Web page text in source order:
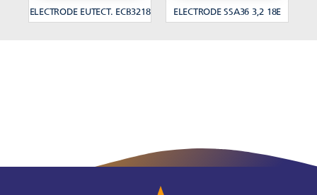
ELECTRODE EUTECT. ECB3218 ELECTRODE SSA36 3,2 18E